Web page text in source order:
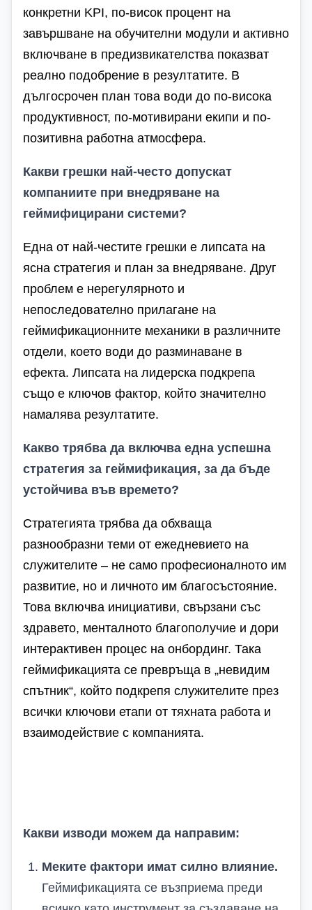
конкретни KPI, по-висок процент на
завършване на обучителни модули и активно
включване в предизвикателства показват
реално подобрение в резултатите. В
дългосрочен план това води до по-висока
продуктивност, по-мотивирани екипи и по-
позитивна работна атмосфера.
Какви грешки най-често допускат
компаниите при внедряване на
геймифицирани системи?
Една от най-честите грешки е липсата на
ясна стратегия и план за внедряване. Друг
проблем е нерегулярното и
непоследователно прилагане на
геймификационните механики в различните
отдели, което води до разминаване в
ефекта. Липсата на лидерска подкрепа
също е ключов фактор, който значително
намалява резултатите.
Какво трябва да включва една успешна
стратегия за геймификация, за да бъде
устойчива във времето?
Стратегията трябва да обхваща
разнообразни теми от ежедневието на
служителите – не само професионалното им
развитие, но и личното им благосъстояние.
Това включва инициативи, свързани със
здравето, менталното благополучие и дори
интерактивен процес на онбординг. Така
геймификацията се превръща в „невидим
спътник“, който подкрепя служителите през
всички ключови етапи от тяхната работа и
взаимодействие с компанията.
Какви изводи можем да направим:
Меките фактори имат силно влияние.
Геймификацията се възприема преди